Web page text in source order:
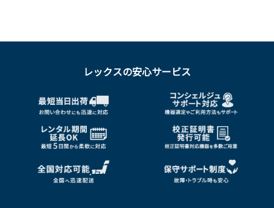
レックスの安心サービス